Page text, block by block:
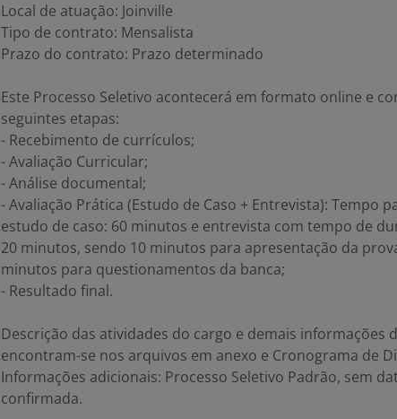
Local de atuação: Joinville
Tipo de contrato: Mensalista
Prazo do contrato: Prazo determinado
Este Processo Seletivo acontecerá em formato online e
seguintes etapas:
- Recebimento de currículos;
- Avaliação Curricular;
- Análise documental;
- Avaliação Prática (Estudo de Caso + Entrevista): Tempo
estudo de caso: 60 minutos e entrevista com tempo de
20 minutos, sendo 10 minutos para apresentação da
minutos para questionamentos da banca;
- Resultado final.
Descrição das atividades do cargo e demais informações
encontram-se nos arquivos em anexo e Cronograma de
Informações adicionais: Processo Seletivo Padrão, sem
confirmada.